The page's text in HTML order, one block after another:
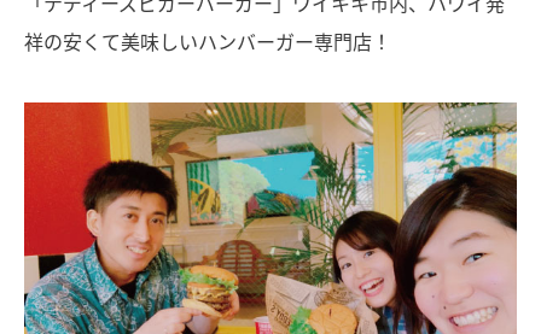
祥の安くて美味しいハンバーガー専門店！